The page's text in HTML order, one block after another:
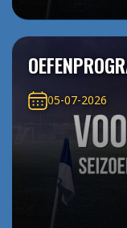
05-07-2026